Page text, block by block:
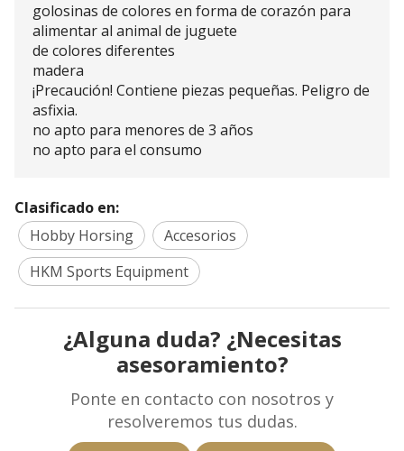
golosinas de colores en forma de corazón para
alimentar al animal de juguete
de colores diferentes
madera
¡Precaución! Contiene piezas pequeñas. Peligro de
asfixia.
no apto para menores de 3 años
no apto para el consumo
Clasificado en:
Hobby Horsing
Accesorios
HKM Sports Equipment
¿Alguna duda? ¿Necesitas
asesoramiento?
Ponte en contacto con nosotros y
resolveremos tus dudas.